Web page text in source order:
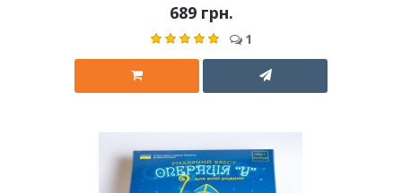
689 грн.
1